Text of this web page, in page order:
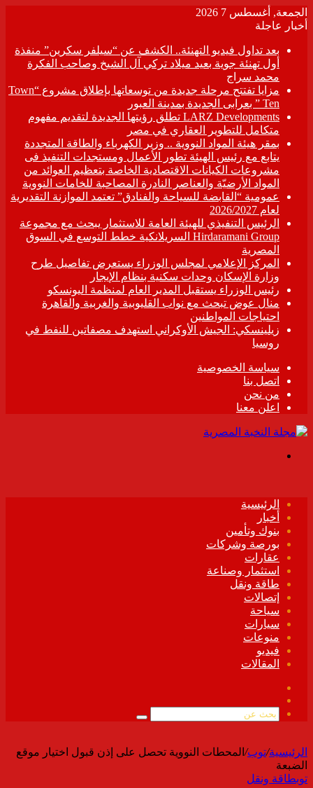
الجمعة, أغسطس 7 2026
أخبار عاجلة
بعد تداول فيديو التهنئة.. الكشف عن “سيلفر سكرين” منفذة
أول تهنئة جوية بعيد ميلاد تركي آل الشيخ وصاحب الفكرة
محمد سراج
مزايا تفتتح مرحلة جديدة من توسعاتها بإطلاق مشروع “Town
Ten ” بعرابى الجديدة بمدينة العبور
LARZ Developments تطلق رؤيتها الجديدة لتقديم مفهوم
متكامل للتطوير العقاري في مصر
بمقر هيئة المواد النووية .. وزير الكهرباء والطاقة المتجددة
يتابع مع رئيس الهيئة تطور الأعمال ومستجدات التنفيذ فى
مشروعات الكيانات الاقتصادية الخاصة بتعظيم العوائد من
المواد الأرضيّة والعناصر النادرة المصاحبة للخامات النووية
عمومية “القابضة للسياحة والفنادق” تعتمد الموازنة التقديرية
لعام 2026/2027
الرئيس التنفيذي للهيئة العامة للاستثمار يبحث مع مجموعة
Hirdaramani Group السريلانكية خطط التوسع في السوق
المصرية
المركز الإعلامي لمجلس الوزراء يستعرض تفاصيل طرح
وزارة الإسكان وحدات سكنية بنظام الإيجار
رئيس الوزراء يستقبل المدير العام لمنظمة اليونسكو
منال عوض تبحث مع نواب القليوبية والغربية والقاهرة
احتياجات المواطنين
زيلينسكي: الجيش الأوكراني استهدف مصفاتين للنفط في
روسيا
سياسة الخصوصية
اتصل بنا
من نحن
اعلن معنا
الرئيسية
أخبار
بنوك وتأمين
بورصة وشركات
عقارات
استثمار وصناعة
طاقة ونقل
إتصالات
سياحة
سيارات
منوعات
فيديو
المقالات
الموقع
بحث
الرئيسية/توب/ المحطات النووية تحصل على إذن قبول اختيار موقع
الضبعة
توبطاقة ونقل